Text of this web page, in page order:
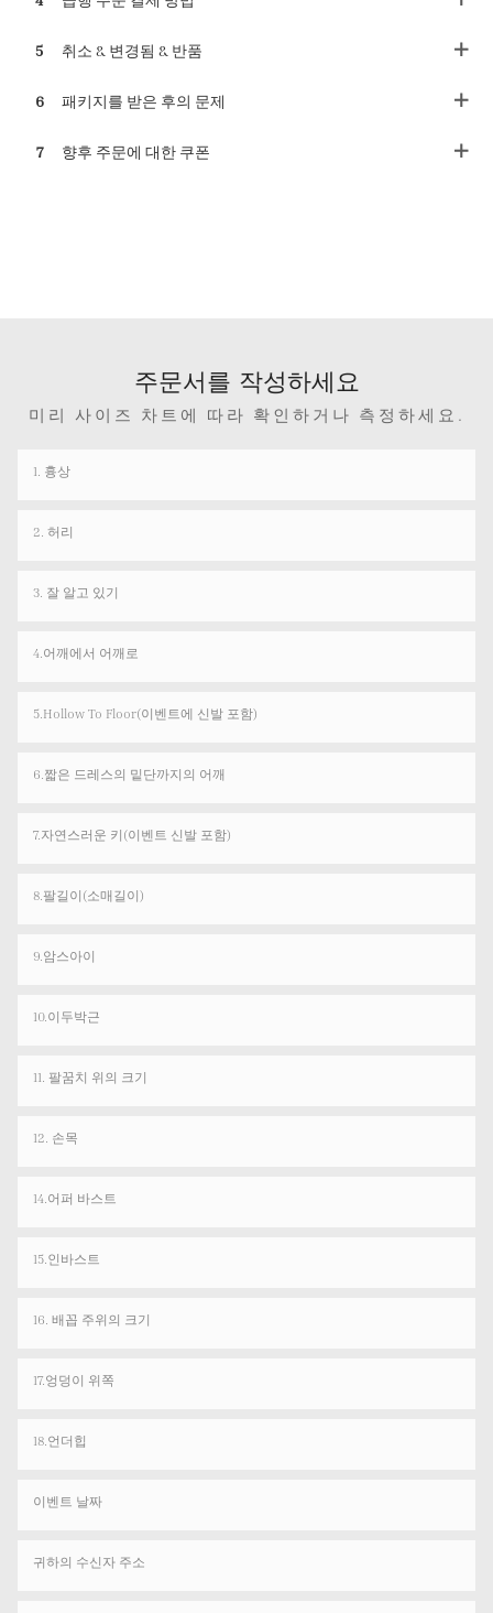
5 취소 & 변경됨 & 반품
6 패키지를 받은 후의 문제
7 향후 주문에 대한 쿠폰
주문서를 작성하세요
미리 사이즈 차트에 따라 확인하거나 측정하세요.
1. 흉상
2. 허리
3. 잘 알고 있기
4.어깨에서 어깨로
5.Hollow To Floor(이벤트에 신발 포함)
6.짧은 드레스의 밑단까지의 어깨
7.자연스러운 키(이벤트 신발 포함)
8.팔길이(소매길이)
9.암스아이
10.이두박근
11. 팔꿈치 위의 크기
12. 손목
14.어퍼 바스트
15.인바스트
16. 배꼽 주위의 크기
17.엉덩이 위쪽
18.언더힙
이벤트 날짜
귀하의 수신자 주소